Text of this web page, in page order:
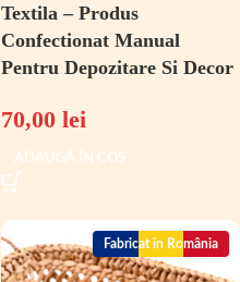
Textila – Produs
Confectionat Manual
Pentru Depozitare Si Decor
70,00 lei
ADAUGĂ ÎN COȘ
Fabricat în România